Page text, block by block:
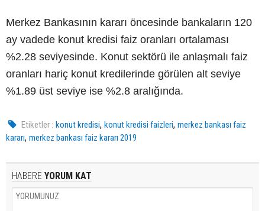
Merkez Bankasının kararı öncesinde bankaların 120
ay vadede konut kredisi faiz oranları ortalaması
%2.28 seviyesinde. Konut sektörü ile anlaşmalı faiz
oranları hariç konut kredilerinde görülen alt seviye
%1.89 üst seviye ise %2.8 aralığında.
Etiketler : konut kredisi,konut kredisi faizleri,merkez bankası faiz
kararı, merkez bankası faiz kararı 2019
HABERE YORUM KAT